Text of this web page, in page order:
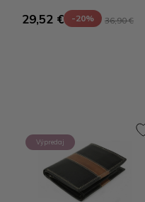
29,52 € -20% 36,90 €
Výpredaj